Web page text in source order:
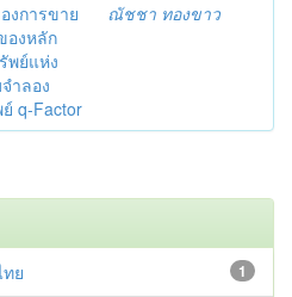
งการขาย
องหลัก
พย์แห่ง
ำลอง
q-Factor
ณัชชา ทองขาว
1
ย